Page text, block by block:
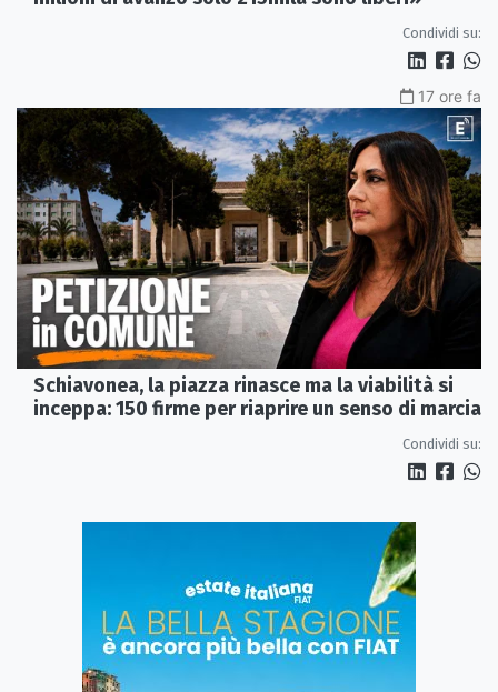
Condividi su:
17 ore fa
Schiavonea, la piazza rinasce ma la viabilità si
inceppa: 150 firme per riaprire un senso di marcia
Condividi su: